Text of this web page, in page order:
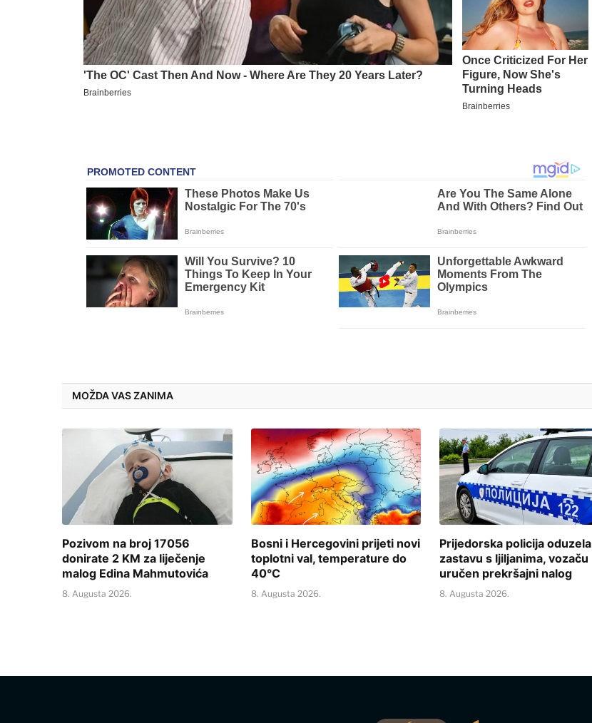
MOŽDA VAS ZANIMA
Pozivom na broj 17056
donirate 2 KM za liječenje
malog Edina Mahmutovića
8. Augusta 2026.
Bosni i Hercegovini prijeti novi
toplotni val, temperature do
40°C
8. Augusta 2026.
Prijedorska policija oduzela
zastavu s ljiljanima, vozaču
uručen prekršajni nalog
8. Augusta 2026.